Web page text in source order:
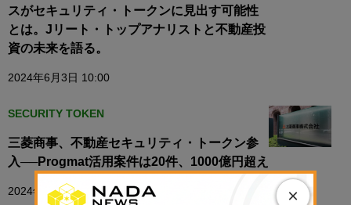
スがセキュリティ・トークンに見出す可能性
とは。Jリート・トップアナリストと不動産投
資の未来を語る。
2024年6月3日 10:00
SECURITY TOKEN
三菱商事、不動産セキュリティ・トークン参
入──Progmat活用案件は20件、1000億円超え
2024年1月31日 16:18 ×